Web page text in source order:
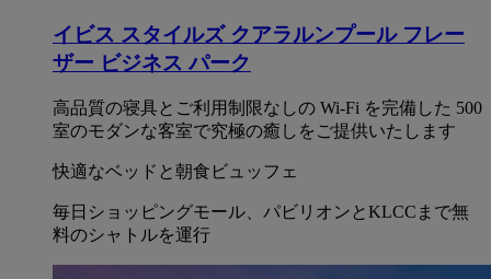
イビス スタイルズ クアラルンプール フレー
ザー ビジネス パーク
高品質の寝具とご利用制限なしの Wi-Fi を完備した 500
室のモダンな客室で究極の癒しをご提供いたします
快適なベッドと朝食ビュッフェ
毎日ショッピングモール、パビリオンとKLCCまで無
料のシャトルを運行